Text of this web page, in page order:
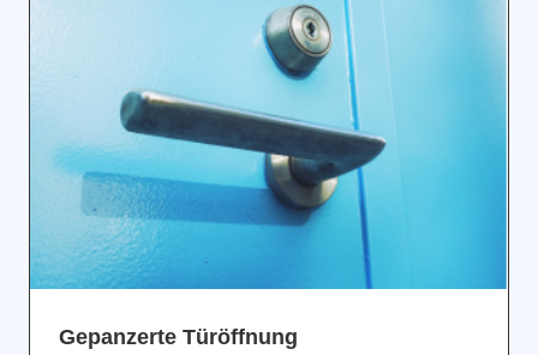
Gepanzerte Türöffnung